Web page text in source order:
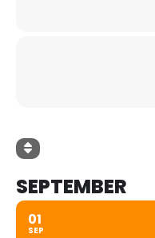
SEPTEMBER
01
SEP